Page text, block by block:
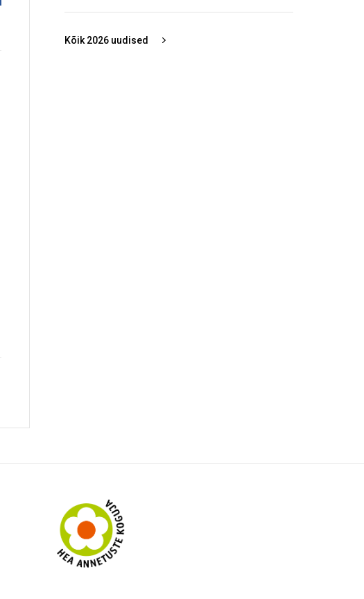
Kõik 2026 uudised